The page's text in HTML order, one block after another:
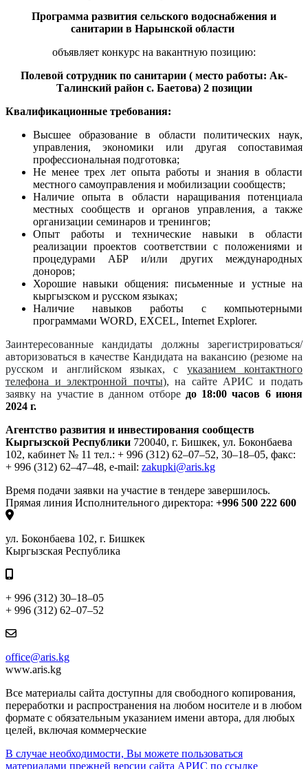
Программа развития сельского водоснабжения и
санитарии в Нарынской области
объявляет конкурс на вакантную позицию:
Полевой сотрудник по санитарии ( место работы: Ак-
Талинский район с. Баетова) 2 позиции
Квалификационные требования:
Высшее образование в области политических наук,
управления, экономики или другая сопоставимая
профессиональная подготовка;
Не менее трех лет опыта работы и знания в области
местного самоуправления и мобилизации сообществ;
Наличие опыта в области наращивания потенциала
местных сообществ и органов управления, а также
организации семинаров и тренингов;
Опыт работы и технические навыки в области
реализации проектов соответствии с положениями и
процедурами АБР и/или других международных
доноров;
Хорошие навыки общения: письменные и устные на
кыргызском и русском языках;
Наличие навыков работы с компьютерными
программами WORD, EXCEL, Internet Explorer.
Заинтересованные кандидаты должны зарегистрироваться/
авторизоваться в качестве Кандидата на вакансию (резюме на
русском и английском языках, с указанием контактного
телефона и электронной почты), на сайте АРИС и подать
заявку на участие в данном отборе до 18:00 часов 6 июня
2024 г.
Агентство развития и инвестирования сообществ
Кыргызской Республики 720040, г. Бишкек, ул. Боконбаева
102, кабинет № 11 тел.: + 996 (312) 62–07–52, 30–18–05, факс:
+ 996 (312) 62–47–48, e-mail: zakupki@aris.kg
Время подачи заявки на участие в тендере завершилось.
Прямая линия Исполнительного директора: +996 500 222 600
ул. Боконбаева 102, г. Бишкек
Кыргызская Республика
+ 996 (312) 30–18–05
+ 996 (312) 62–07–52
office@aris.kg
www.aris.kg
Все материалы сайта доступны для свободного копирования,
переработки и распространения на любом носителе и в любом
формате с обязательным указанием имени автора, для любых
целей, включая коммерческие
В случае необходимости, Вы можете пользоваться
материалами прежней версии сайта АРИС по ссылке